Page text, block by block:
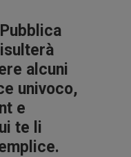
alcuni
univoco,
e
te li